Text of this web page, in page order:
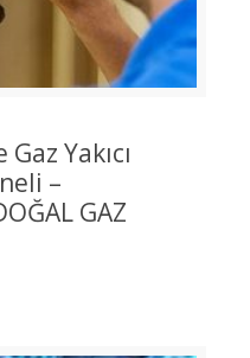
Yakıcı
–
GAZ